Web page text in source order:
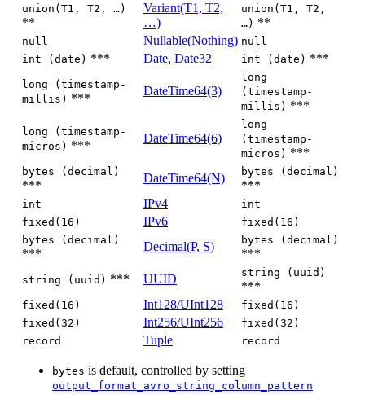
union(T1, T2, …)
**
Variant(T1, T2,
…)
union(T1, T2,
…) **
null Nullable(Nothing) null
int (date) *** Date, Date32 int (date) ***
long (timestamp-
millis) ***
DateTime64(3)
long
(timestamp-
millis) ***
long (timestamp-
micros) ***
DateTime64(6)
long
(timestamp-
micros) ***
bytes (decimal)
***
DateTime64(N) bytes (decimal)
***
int IPv4
int
fixed(16)
IPv6
fixed(16)
bytes (decimal)
***
Decimal(P, S) bytes (decimal)
***
string (uuid) *** UUID string (uuid)
***
fixed(16) Int128/UInt128
fixed(16)
fixed(32)
Int256/UInt256
fixed(32)
record
Tuple record
bytes is default, controlled by setting
output_format_avro_string_column_pattern